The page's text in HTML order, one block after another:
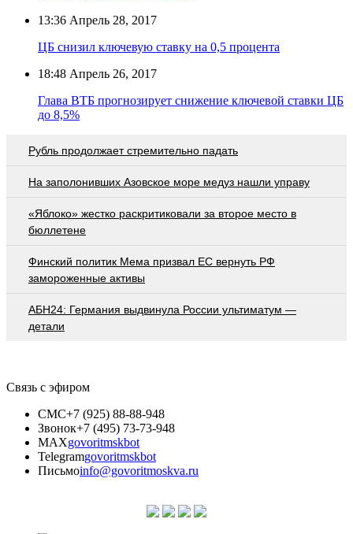
13:36 Апрель 28, 2017
ЦБ снизил ключевую ставку на 0,5 процента
18:48 Апрель 26, 2017
Глава ВТБ прогнозирует снижение ключевой ставки ЦБ
до 8,5%
Рубль продолжает стремительно падать
На заполонивших Азовское море медуз нашли управу
«Яблоко» жестко раскритиковали за второе место в
бюллетене
Финский политик Мема призвал ЕС вернуть РФ
замороженные активы
АБН24: Германия выдвинула России ультиматум —
детали
Связь с эфиром
СМС+7 (925) 88-88-948
Звонок+7 (495) 73-73-948
MAXgovoritmskbot
Telegramgovoritmskbot
Письмоinfo@govoritmoskva.ru